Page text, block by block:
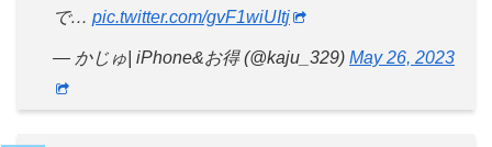
で… pic.twitter.com/gvF1wiUItj
— かじゅ| iPhone&お得 (@kaju_329) May 26, 2023